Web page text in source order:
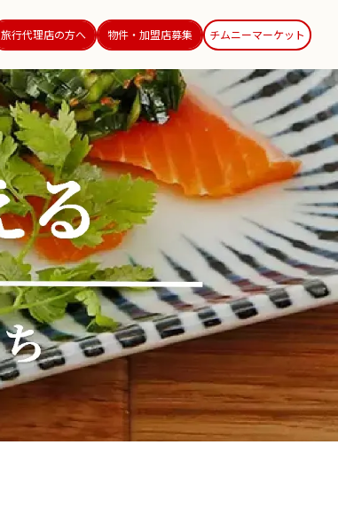
旅行代理店の方へ 物件・加盟店募集 チムニーマーケット